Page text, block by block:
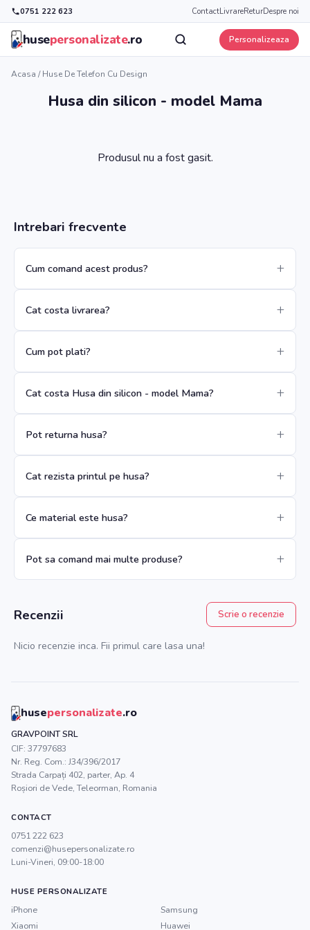
0751 222 623 ContactLivrareReturDespre noi
husepersonalizate.ro Personalizeaza
Acasa /Huse De Telefon Cu Design
Husa din silicon - model Mama
Produsul nu a fost gasit.
Intrebari frecvente
Cum comand acest produs?
Cat costa livrarea?
Cum pot plati?
Cat costa Husa din silicon - model Mama?
Pot returna husa?
Cat rezista printul pe husa?
Ce material este husa?
Pot sa comand mai multe produse?
Recenzii Scrie o recenzie
Nicio recenzie inca. Fii primul care lasa una!
husepersonalizate.ro
GRAVPOINT SRL
CIF: 37797683
Nr. Reg. Com.: J34/396/2017
Strada Carpați 402, parter, Ap. 4
Roșiori de Vede,Teleorman, Romania
CONTACT
0751 222 623
comenzi@husepersonalizate.ro
Luni-Vineri, 09:00-18:00
HUSE PERSONALIZATE
iPhone
Samsung
Xiaomi
Huawei